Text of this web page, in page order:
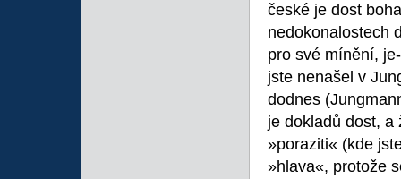
české je dost
nedokonalostech
pro své mínění,
jste nenašel v
dodnes
je dokladů dost, a
»poraziti« (kde
»hlava«, protože